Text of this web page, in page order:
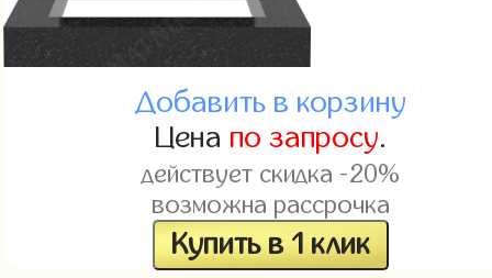
Добавить в корзину
Цена по запросу.
действует скидка -20%
возможна рассрочка
Купить в 1 клик